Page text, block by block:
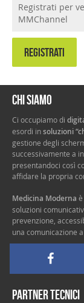
Registrati per
MMChannel
REGISTRATI
Chi siamo
Ci occupiamo di
esordi insoluzioni
gestione degli
successivamente a
presentandoci così
affidare la propria
Medicina Moderna
soluzioni
prevenzione,
una comunicazione
Partner tecnici